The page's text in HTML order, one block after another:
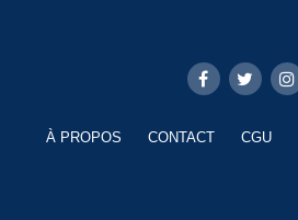
À PROPOS CONTACT CGU